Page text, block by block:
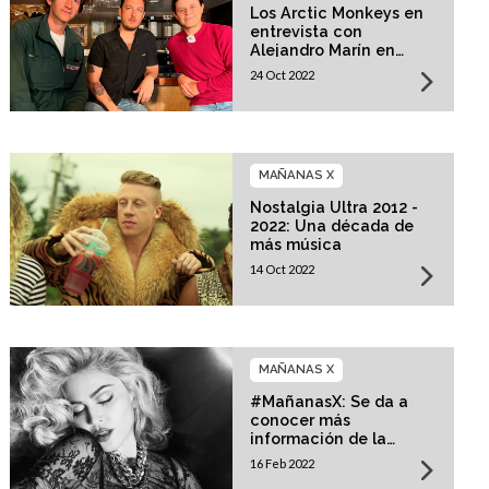
Los Arctic Monkeys en
entrevista con
Alejandro Marín en
Mañanas X
24 Oct 2022
Nostalgia Ultra 2012 -
2022: Una década de
más música
MAÑANAS X
14 Oct 2022
#MañanasX: Se da a
conocer más
información de la
película biográfica de
MAÑANAS X
16 Feb 2022